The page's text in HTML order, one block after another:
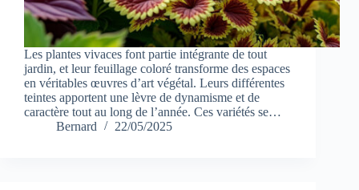
Les plantes vivaces font partie intégrante de tout
jardin, et leur feuillage coloré transforme des espaces
en véritables œuvres d’art végétal. Leurs différentes
teintes apportent une lèvre de dynamisme et de
caractère tout au long de l’année. Ces variétés se…
Bernard
22/05/2025